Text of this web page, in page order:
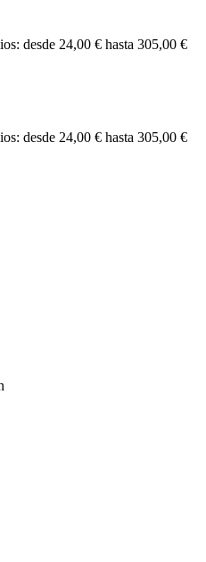
desde 24,00 € hasta 305,00 €
desde 24,00 € hasta 305,00 €